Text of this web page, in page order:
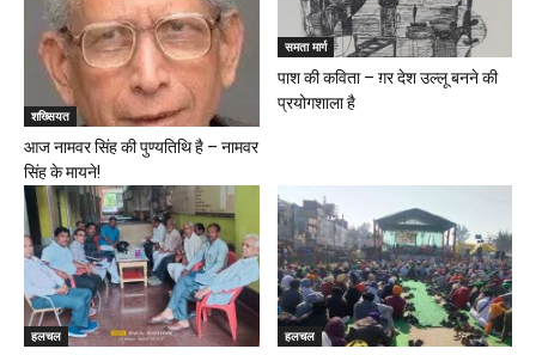
शख्सियत
आज नामवर सिंह की पुण्यतिथि है – नामवर
सिंह के मायने!
समता मार्ग
पाश की कविता – ग़र देश उल्लू बनने की
प्रयोगशाला है
हलचल हलचल